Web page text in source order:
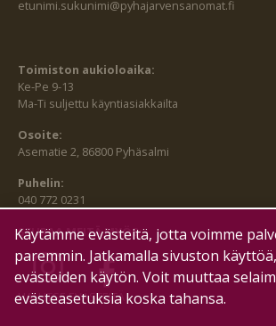
etunimi.sukunimi@pyhajarvensanomat.fi
Toimiston aukioloaika:
Ke-Pe 9-13
Ma-Ti suljettu käyntiasiakkailta
Osoite:
Asematie 2, 86800 Pyhäsalmi
Puhelin:
040 772 0231
SEURAA MEITÄ MYÖS:
HALLITSE EVÄSTEITÄ
Käytämme evästeitä, jotta voimme
paremmin. Jatkamalla sivuston
evästeiden käytön. Voit muuttaa
evästeasetuksia koska tahansa.